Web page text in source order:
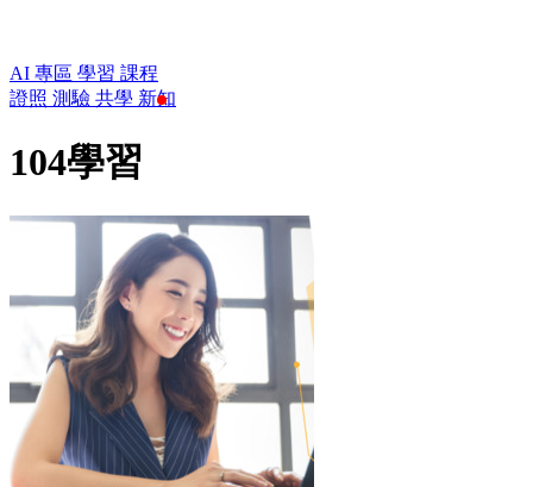
AI 專區 學習 課程
證照 測驗 共學 新知
104學習